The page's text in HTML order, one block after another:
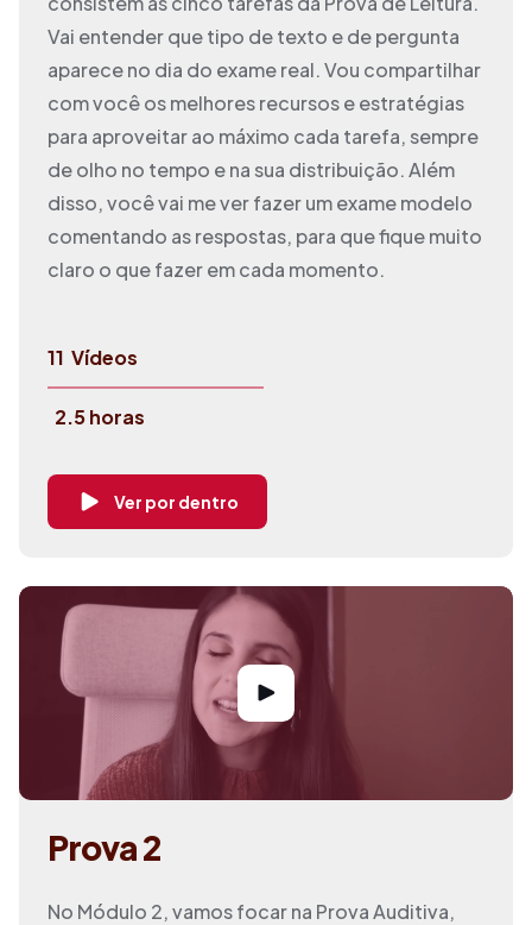
Vai entender que tipo de texto e de pergunta
aparece no dia do exame real. Vou compartilhar
com você os melhores recursos e estratégias
para aproveitar ao máximo cada tarefa, sempre
de olho no tempo e na sua distribuição. Além
disso, você vai me ver fazer um exame modelo
comentando as respostas, para que fique muito
claro o que fazer em cada momento.
11 Vídeos
2.5 horas
Ver por dentro
Prova 2
No Módulo 2, vamos focar na Prova Auditiva,